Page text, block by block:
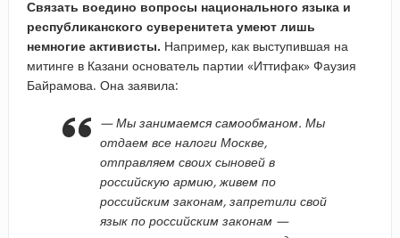
Связать воедино вопросы национального языка и
республиканского суверенитета умеют лишь
немногие активисты. Например, как выступившая на
митинге в Казани основатель партии «Иттифак» Фаузия
Байрамова. Она заявила:
— Мы занимаемся самообманом. Мы
отдаем все налоги Москве,
отправляем своих сыновей в
российскую армию, живем по
российским законам, запретили свой
язык по российским законам —